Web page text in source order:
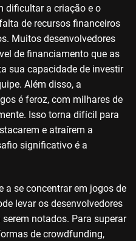
dificultar a criação e o
de recursos financeiros
Muitos desenvolvedores
de financiamento que as
sua capacidade de investir
Além disso, a
é feroz, com milhares de
Isso torna difícil para
e atraírem a
significativo é a
a se concentrar em jogos de
levar os desenvolvedores
notados. Para superar
de crowdfunding,